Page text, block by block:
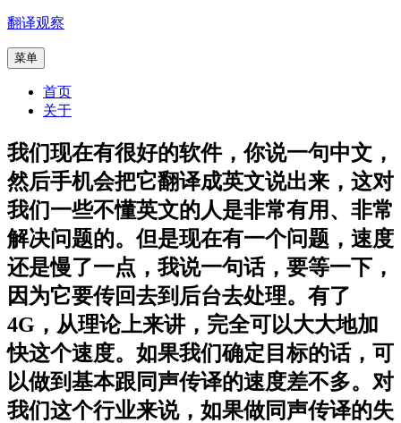
跳
内
翻译观察
菜单
首页
关于
我们现在有很好的软件，你说一句中文，
然后手机会把它翻译成英文说出来，这对
我们一些不懂英文的人是非常有用、非常
解决问题的。但是现在有一个问题，速度
还是慢了一点，我说一句话，要等一下，
因为它要传回去到后台去处理。有了
4G，从理论上来讲，完全可以大大地加
快这个速度。如果我们确定目标的话，可
以做到基本跟同声传译的速度差不多。对
我们这个行业来说，如果做同声传译的失